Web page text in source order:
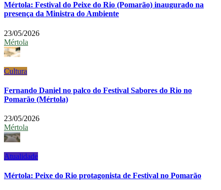
Mértola: Festival do Peixe do Rio (Pomarão) inaugurado na
presença da Ministra do Ambiente
23/05/2026
Mértola
Cultura
Fernando Daniel no palco do Festival Sabores do Rio no
Pomarão (Mértola)
23/05/2026
Mértola
Atualidade
Mértola: Peixe do Rio protagonista de Festival no Pomarão